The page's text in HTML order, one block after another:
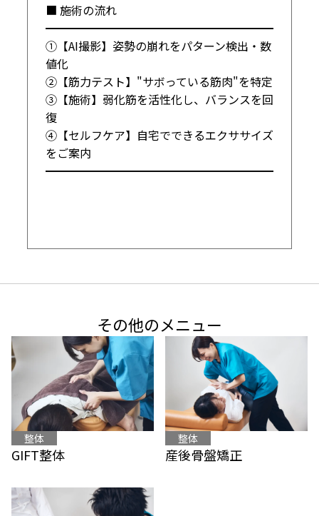
■ 施術の流れ
━━━━━━━━━━━━━━━━━━━━
①【AI撮影】姿勢の崩れをパターン検出・数
値化
②【筋力テスト】"サボっている筋肉"を特定
③【施術】弱化筋を活性化し、バランスを回
復
④【セルフケア】自宅でできるエクササイズ
をご案内
━━━━━━━━━━━━━━━━━━━━
その他のメニュー
整体
GIFT整体
整体
産後骨盤矯正